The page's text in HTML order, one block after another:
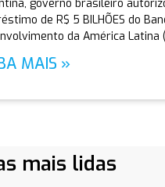
governo brasileiro
de R$ 5 BILHÕES do
da América Latina
MAIS »
mais lidas